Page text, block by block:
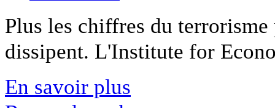
Plus les chiffres du
dissipent. L'Institute for
En savoir plus